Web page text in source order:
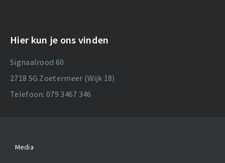
Hier kun je ons vinden
Signaalrood 60
2718 SG Zoetermeer (Wijk 18)
Telefoon: 079 3467 346
Media